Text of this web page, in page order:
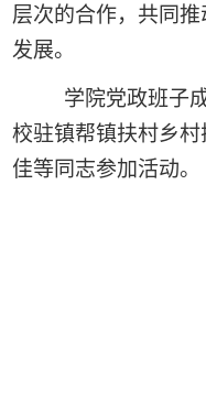
层次的合作，共同
发展。
学院党政班子
校驻镇帮镇扶村乡
佳等同志参加活动。